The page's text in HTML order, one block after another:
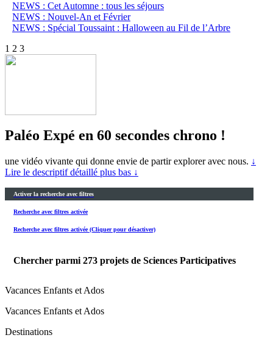
NEWS : Cet Automne : tous les séjours
NEWS : Nouvel-An et Février
NEWS : Spécial Toussaint : Halloween au Fil de l’Arbre
1 2 3
Paléo Expé en 60 secondes chrono !
une vidéo vivante qui donne envie de partir explorer avec nous. ↓
Lire le descriptif détaillé plus bas ↓
Activer la recherche avec filtres
Recherche avec filtres activée
Recherche avec filtres activée (Cliquer pour désactiver)
Chercher parmi 273 projets de Sciences Participatives
Vacances Enfants et Ados
Vacances Enfants et Ados
Destinations